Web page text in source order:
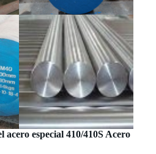
especial 410/410S Acero